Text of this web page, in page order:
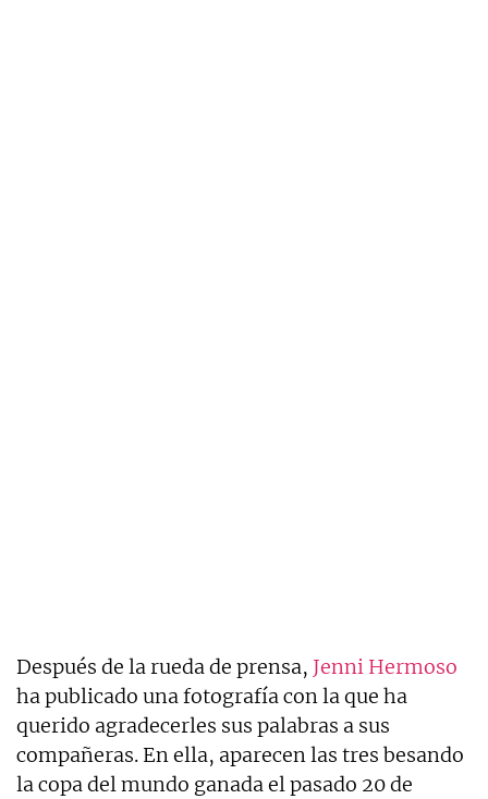
Después de la rueda de prensa, Jenni Hermoso
ha publicado una fotografía con la que ha
querido agradecerles sus palabras a sus
compañeras. En ella, aparecen las tres besando
la copa del mundo ganada el pasado 20 de